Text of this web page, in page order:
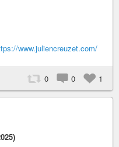
www.juliencreuzet.com/
0 0 1